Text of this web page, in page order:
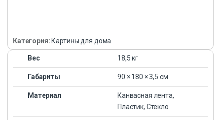
Категория: Картины для дома
Вес 18,5 кг
Габариты 90 × 180 × 3,5 см
Материал
Канвасная лента,
Пластик, Стекло